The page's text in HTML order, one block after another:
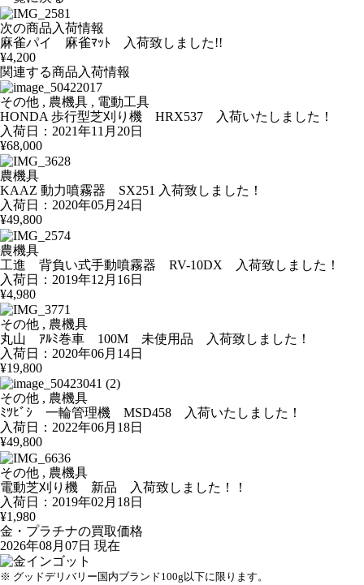
次の商品入荷情報
麻雀パイ 麻雀ﾏｯﾄ 入荷致しました!!
¥4,200
関連する商品入荷情報
その他 , 農機具 , 電動工具
HONDA 歩行型芝刈り機 HRX537 入荷いたしました！
入荷日：2021年11月20日
¥68,000
農機具
KAAZ 動力噴霧器 SX251 入荷致しました！
入荷日：2020年05月24日
¥49,800
農機具
工進 背負い式手動噴霧器 RV-10DX 入荷致しました！
入荷日：2019年12月16日
¥4,980
その他 , 農機具
丸山 ｱﾙﾐ巻車 100M 未使用品 入荷致しました！
入荷日：2020年06月14日
¥19,800
その他 , 農機具
ﾐﾂﾋﾞｼ 一輪管理機 MSD458 入荷いたしました！
入荷日：2022年06月18日
¥49,800
その他 , 農機具
電動芝刈り機 新品 入荷致しました！！
入荷日：2019年02月18日
¥1,980
金・プラチナの買取価格
2026年08月07日 現在
※ グッドデリバリー国内ブランド100g以下に限ります。